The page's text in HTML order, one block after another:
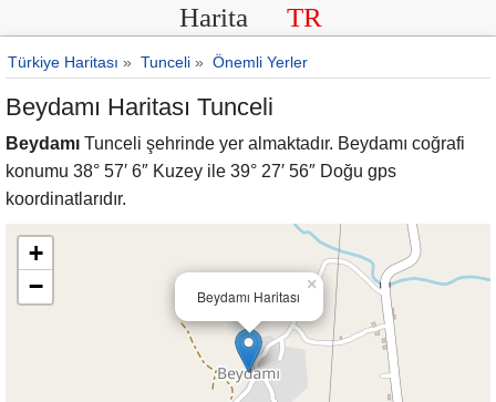
Harita TR
Türkiye Haritası » Tunceli » Önemli Yerler
Beydamı Haritası Tunceli
Beydamı Tunceli şehrinde yer almaktadır. Beydamı coğrafi
konumu 38° 57′ 6″ Kuzey ile 39° 27′ 56″ Doğu gps
koordinatlarıdır.
Beydamı Haritası
×
+
−